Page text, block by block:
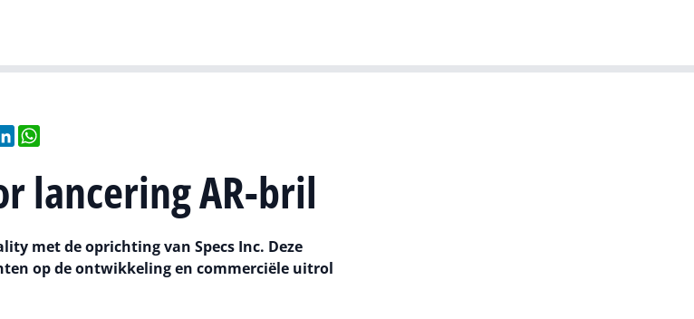
LinkedIn
lancering AR-bril
met de oprichting van Specs Inc. Deze
op de ontwikkeling en commerciële uitrol